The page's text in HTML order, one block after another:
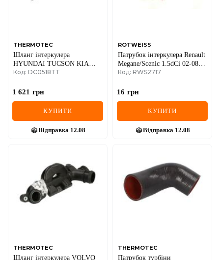
THERMOTEC
Шланг інтеркулера
HYUNDAI TUCSON KIA
SPORTAGE IV 1.6D/1.6DH
Код: DC0518TT
1 621 грн
КУПИТИ
Відправка 12.08
ROTWEISS
Патрубок інтеркулера Renault
Megane/Scenic 1.5dCi 02-08
(5x11x26 мм)
Код: RWS2717
16 грн
КУПИТИ
Відправка 12.08
THERMOTEC
Шланг інтеркулера VOLVO
THERMOTEC
Патрубок турбіни